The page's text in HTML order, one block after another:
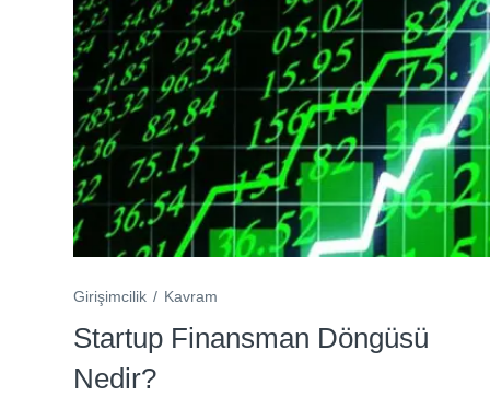
Girişimcilik Kavram
Startup Finansman Döngüsü
Nedir?